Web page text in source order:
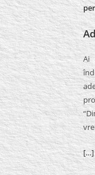
Ai
[…]